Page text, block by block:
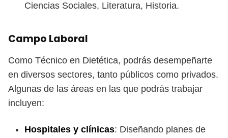
Ciencias Sociales, Literatura, Historia.
Campo Laboral
Como Técnico en Dietética, podrás desempeñarte
en diversos sectores, tanto públicos como privados.
Algunas de las áreas en las que podrás trabajar
incluyen:
Hospitales y clínicas: Diseñando planes de